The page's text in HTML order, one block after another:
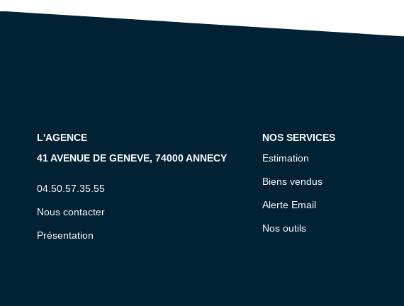
L'AGENCE
41 AVENUE DE GENEVE, 74000 ANNECY
04.50.57.35.55
Nous contacter
Présentation
NOS SERVICES
Estimation
Biens vendus
Alerte Email
Nos outils